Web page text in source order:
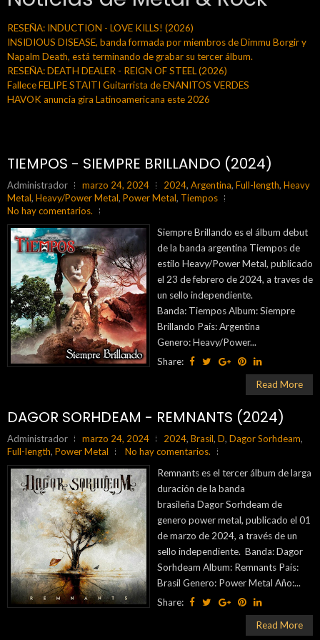
RESEÑA: INDUCTION - LOVE KILLS! (2026)
INSIDIOUS DISEASE, banda formada por miembros de Dimmu Borgir y
Napalm Death, está terminando de grabar su tercer álbum.
RESEÑA: DEATH DEALER - REIGN OF STEEL (2026)
Fallece FELIPE STAITI Guitarrista de ENANITOS VERDES
HAVOK anuncia gira Latinoamericana este 2026
TIEMPOS - SIEMPRE BRILLANDO (2024)
Administrador marzo 24, 2024 2024, Argentina, Full-length, Heavy
Metal, Heavy/Power Metal, Power Metal, Tiempos
No hay comentarios.
Siempre Brillando es el álbum debut
de la banda argentina Tiempos de
estilo Heavy/Power Metal, publicado
el 23 de febrero de 2024, a traves de
un sello independiente.
Banda: Tiempos Album: Siempre
Brillando País: Argentina
Genero: Heavy/Power...
Share:
Read More
DAGOR SORHDEAM - REMNANTS (2024)
Administrador marzo 24, 2024 2024, Brasil, D, Dagor Sorhdeam,
Full-length, Power Metal
No hay comentarios.
Remnants es el tercer álbum de larga
duración de la banda
brasileña Dagor Sorhdeam de
genero power metal, publicado el 01
de marzo de 2024, a través de un
sello independiente. Banda: Dagor
Sorhdeam Album: Remnants País:
Brasil Genero: Power Metal Año:...
Share:
Read More